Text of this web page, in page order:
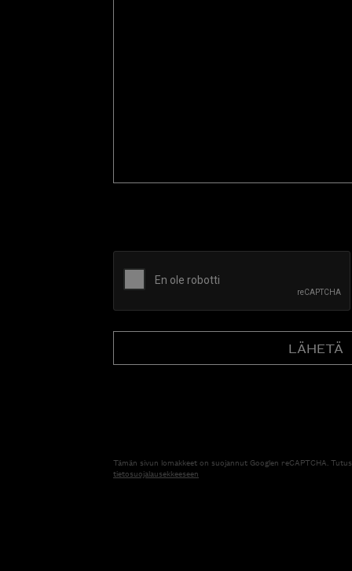
Tämän sivun lomakkeet on suojannut Googlen reCAPTCHA.
tietosuojalausekkeeseen